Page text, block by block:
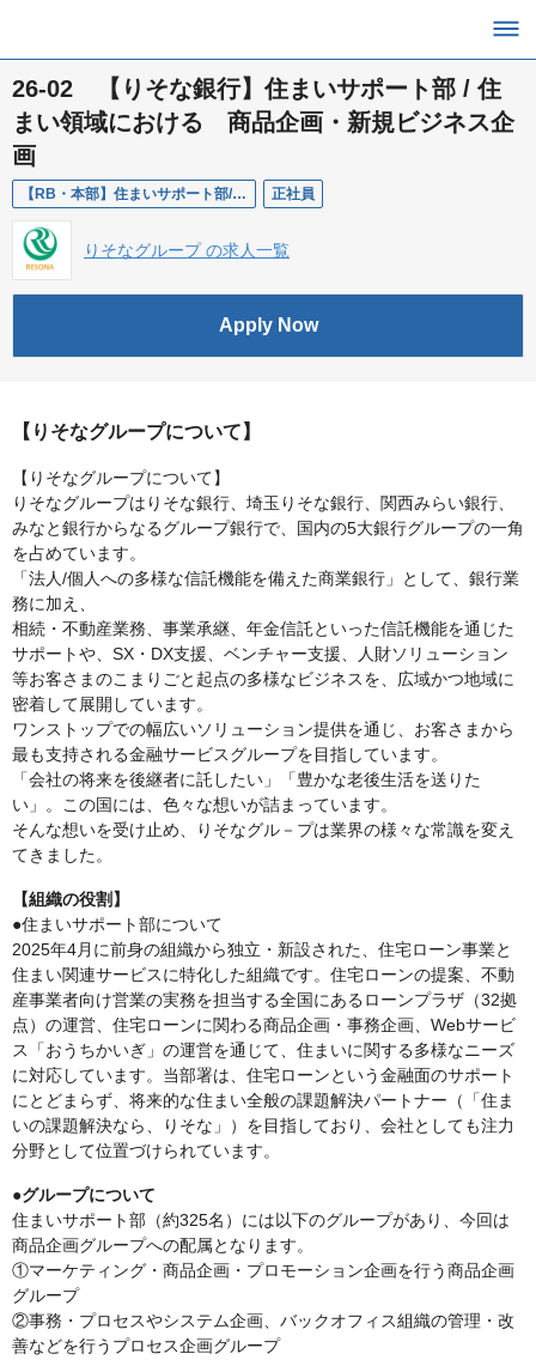
26‐02 【りそな銀行】住まいサポート部 / 住
まい領域における 商品企画・新規ビジネス企
画
【RB・本部】住まいサポート部/住まい領域における 商品企画・新規ビジネス企画 正社員
りそなグループ の求人一覧
Apply Now
【りそなグループについて】
【りそなグループについて】
りそなグループはりそな銀行、埼玉りそな銀行、関西みらい銀行、
みなと銀行からなるグループ銀行で、国内の5大銀行グループの一角
を占めています。
「法人/個人への多様な信託機能を備えた商業銀行」として、銀行業
務に加え、
相続・不動産業務、事業承継、年金信託といった信託機能を通じた
サポートや、SX・DX支援、ベンチャー支援、人財ソリューション
等お客さまのこまりごと起点の多様なビジネスを、広域かつ地域に
密着して展開しています。
ワンストップでの幅広いソリューション提供を通じ、お客さまから
最も支持される金融サービスグループを目指しています。
「会社の将来を後継者に託したい」「豊かな老後生活を送りた
い」。この国には、色々な想いが詰まっています。
そんな想いを受け止め、りそなグル－プは業界の様々な常識を変え
てきました。
【組織の役割】
●住まいサポート部について
2025年4月に前身の組織から独立・新設された、住宅ローン事業と
住まい関連サービスに特化した組織です。住宅ローンの提案、不動
産事業者向け営業の実務を担当する全国にあるローンプラザ（32拠
点）の運営、住宅ローンに関わる商品企画・事務企画、Webサービ
ス「おうちかいぎ」の運営を通じて、住まいに関する多様なニーズ
に対応しています。当部署は、住宅ローンという金融面のサポート
にとどまらず、将来的な住まい全般の課題解決パートナー（「住ま
いの課題解決なら、りそな」）を目指しており、会社としても注力
分野として位置づけられています。
●グループについて
住まいサポート部（約325名）には以下のグループがあり、今回は
商品企画グループへの配属となります。
①マーケティング・商品企画・プロモーション企画を行う商品企画
グループ
②事務・プロセスやシステム企画、バックオフィス組織の管理・改
善などを行うプロセス企画グループ